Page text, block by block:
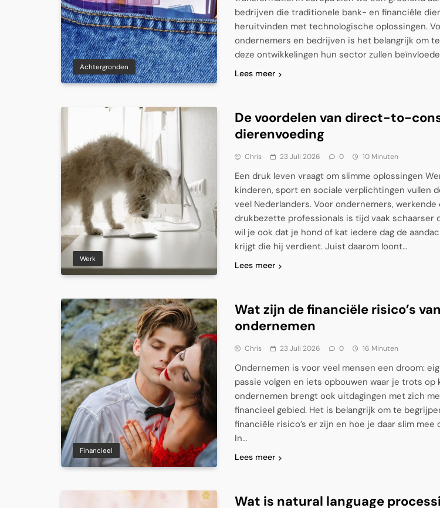
Achtergronden
bedrijven die traditionele bank- en financiële
heruitvinden met technologische oplossingen.
ondernemers en bedrijven is het belangrijk om
deze ontwikkelingen hun sector zullen
Lees meer
Werk
De voordelen van direct-to-
dierenvoeding
Chris 23 Juli 2026 0 10 Minuten
Een druk leven vraagt om slimme oplossingen
kinderen, sport en sociale verplichtingen vullen
veel Nederlanders. Voor ondernemers, werkende
drukbezette professionals is tijd vaak schaarser
wil je ook dat je hond of kat iedere dag de
krijgt die hij verdient. Juist daarom loont…
Lees meer
Financieel
Wat zijn de financiële risico’s van
ondernemen
Chris 23 Juli 2026 0 16 Minuten
Ondernemen is voor veel mensen een droom:
passie volgen en iets opbouwen waar je trots op
ondernemen brengt ook uitdagingen met zich
financieel gebied. Het is belangrijk om te
financiële risico’s er zijn en hoe je daar slim mee
In…
Lees meer
Wat is natural language